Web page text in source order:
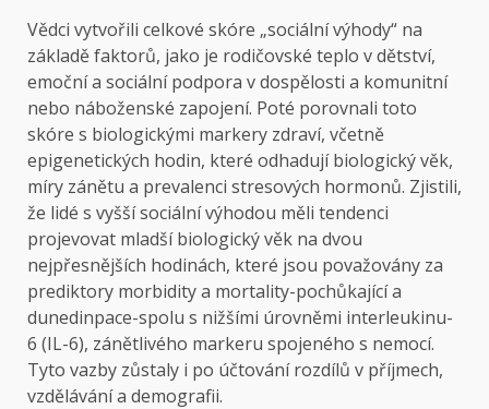
Vědci vytvořili celkové skóre „sociální výhody“ na
základě faktorů, jako je rodičovské teplo v dětství,
emoční a sociální podpora v dospělosti a komunitní
nebo náboženské zapojení. Poté porovnali toto
skóre s biologickými markery zdraví, včetně
epigenetických hodin, které odhadují biologický věk,
míry zánětu a prevalenci stresových hormonů. Zjistili,
že lidé s vyšší sociální výhodou měli tendenci
projevovat mladší biologický věk na dvou
nejpřesnějších hodinách, které jsou považovány za
prediktory morbidity a mortality-pochůkající a
dunedinpace-spolu s nižšími úrovněmi interleukinu-
6 (IL-6), zánětlivého markeru spojeného s nemocí.
Tyto vazby zůstaly i po účtování rozdílů v příjmech,
vzdělávání a demografii.